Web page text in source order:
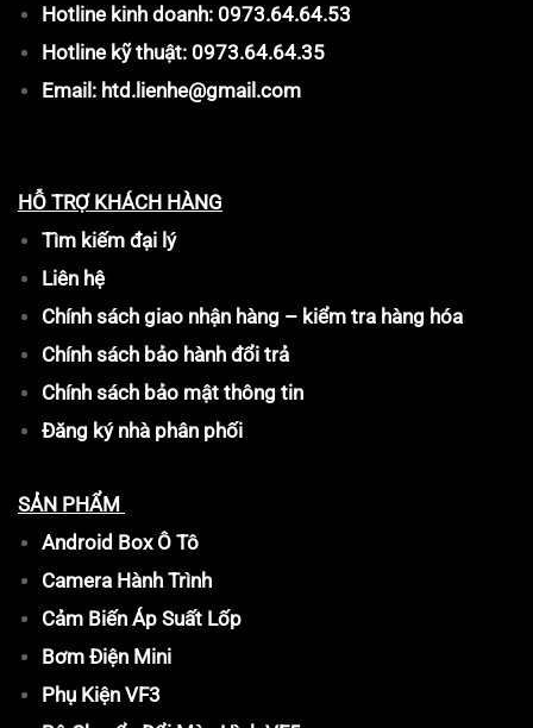
Hotline kinh doanh: 0973.64.64.53
Hotline kỹ thuật: 0973.64.64.35
Email: htd.lienhe@gmail.com
HỖ TRỢ KHÁCH HÀNG
Tìm kiếm đại lý
Liên hệ
Chính sách giao nhận hàng – kiểm tra hàng hóa
Chính sách bảo hành đổi trả
Chính sách bảo mật thông tin
Đăng ký nhà phân phối
SẢN PHẨM
Android Box Ô Tô
Camera Hành Trình
Cảm Biến Áp Suất Lốp
Bơm Điện Mini
Phụ Kiện VF3